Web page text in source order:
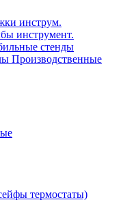
инструм.
инструмент.
стенды
Производственные